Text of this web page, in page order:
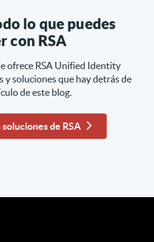
lo que puedes
con RSA
ofrece RSA Unified Identity
soluciones que hay detrás de
de este blog.
de RSA